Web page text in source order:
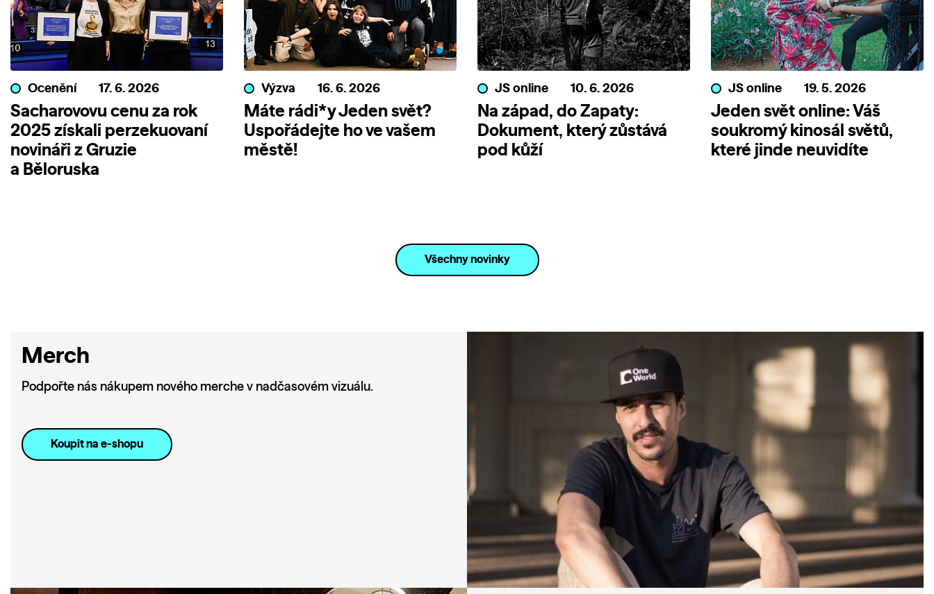
Ocenění 17. 6. 2026
Sacharovovu cenu za rok
2025 získali perzekuovaní
novináři z Gruzie
a Běloruska
Výzva 16. 6. 2026
Máte rádi*y Jeden svět?
Uspořádejte ho ve vašem
městě!
JS online 10. 6. 2026
Na západ, do Zapaty:
Dokument, který zůstává
pod kůží
JS online 19. 5. 2026
Jeden svět online: Váš
soukromý kinosál světů,
které jinde neuvidíte
Všechny novinky
Merch
Podpořte nás nákupem nového merche v nadčasovém vizuálu.
Koupit na e-shopu